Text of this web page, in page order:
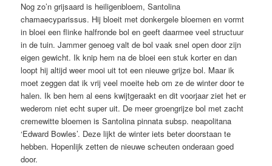
Nog zo’n grijsaard is heiligenbloem, Santolina
chamaecyparissus. Hij bloeit met donkergele bloemen en vormt
in bloei een flinke halfronde bol en geeft daarmee veel structuur
in de tuin. Jammer genoeg valt de bol vaak snel open door zijn
eigen gewicht. Ik knip hem na de bloei een stuk korter en dan
loopt hij altijd weer mooi uit tot een nieuwe grijze bol. Maar ik
moet zeggen dat ik vrij veel moeite heb om ze de winter door te
halen. Ik ben hem al eens kwijtgeraakt en dit voorjaar ziet het er
wederom niet echt super uit. De meer groengrijze bol met zacht
cremewitte bloemen is Santolina pinnata subsp. neapolitana
‘Edward Bowles’. Deze lijkt de winter iets beter doorstaan te
hebben. Hopenlijk zetten de nieuwe scheuten onderaan goed
door.